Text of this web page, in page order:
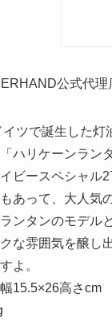
公式代
イツで誕生した
「ハリケーンラン
ビースペシャル
あって、大人気
ンタンのモデル
な雰囲気を醸し
よ。
15.5×26高さcm